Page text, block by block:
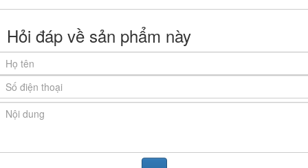
Mặt kính bếp
Linh kiện điện tử mâm từ EGO mà bếp sử dụng cũng
thuộc dòng
bếp bị chập cháy do quá nhiệt, nâng cao hơn tuổi thọ
Hỏi đáp về sản phẩm này